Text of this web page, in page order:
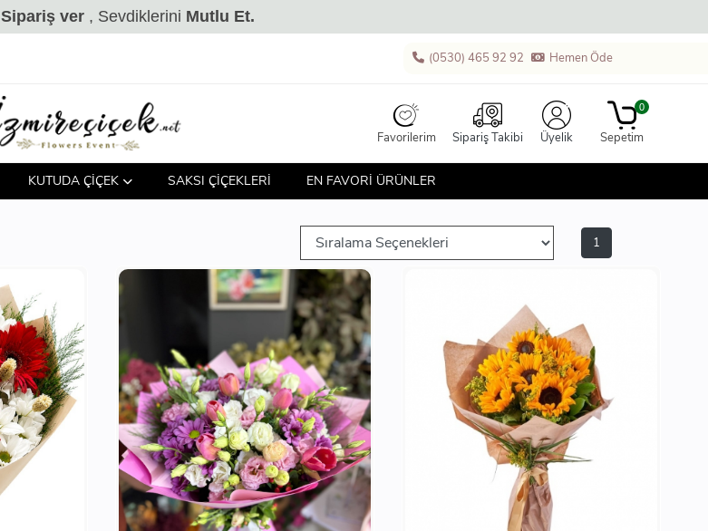
Sipariş ver, Sevdiklerini Mutlu Et.
(0530) 465 92 92 Hemen Öde
Favorilerim Sipariş Takibi Üyelik Sepetim
0
KUTUDA ÇİÇEK SAKSI ÇİÇEKLERİ EN FAVORİ ÜRÜNLER
1